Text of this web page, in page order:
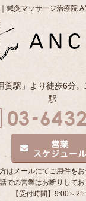
鍼灸マッサージ治療院
賀駅」より徒歩6分
駅
はメールにてご用件をお
での営業はお断りしてお
【受付時間】9:00～